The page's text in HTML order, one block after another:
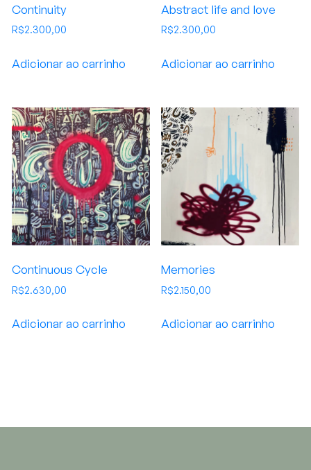
Continuity
R$2.300,00
Adicionar ao carrinho
Abstract life and love
R$2.300,00
Adicionar ao carrinho
Continuous Cycle
R$2.630,00
Adicionar ao carrinho
Memories
R$2.150,00
Adicionar ao carrinho